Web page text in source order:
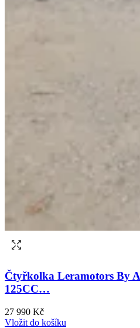
Čtyřkolka Leramotors By
125CC…
27 990 Kč
Vložit do košíku